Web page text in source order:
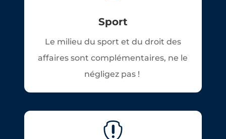
Sport
Le milieu du sport et du droit des
affaires sont complémentaires, ne le
négligez pas !
